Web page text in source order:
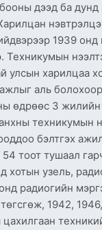
дээд ба
1939 онд
Техникумын
улсын харилцаа
аль
өдрөөс 3 жилийн
техникумын
бэлтгэх
тоот тушаал
хотын узель,
радиогийн
1942,